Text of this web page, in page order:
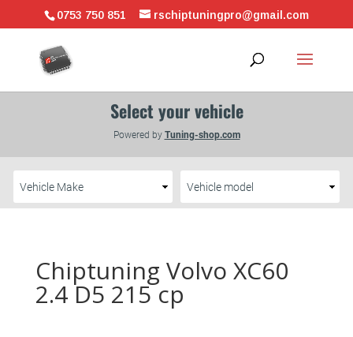
0753 750 851 rschiptuningpro@gmail.com
Chiptuning Volvo XC60
2.4 D5 215 cp